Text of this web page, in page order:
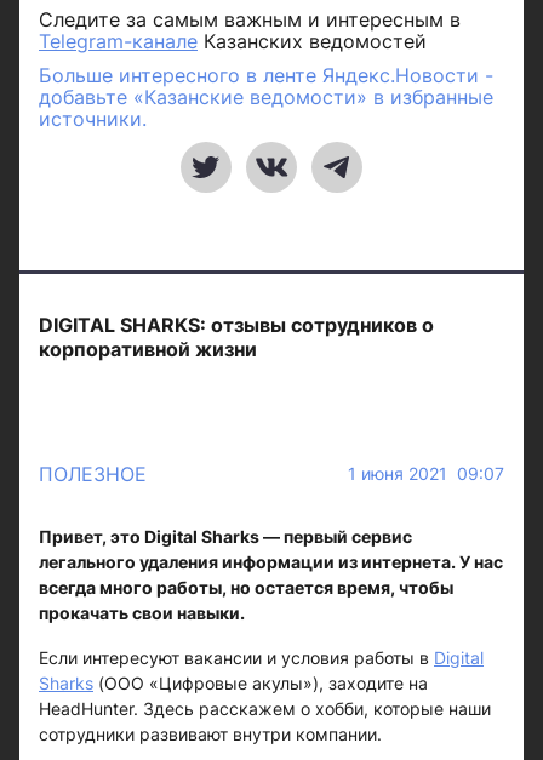
Следите за самым важным и интересным в
Telegram-канале Казанских ведомостей
Больше интересного в ленте Яндекс.Новости -
добавьте «Казанские ведомости» в избранные
источники.
DIGITAL SHARKS: отзывы сотрудников о
корпоративной жизни
ПОЛЕЗНОЕ 1 июня 2021 09:07
Привет, это Digital Sharks — первый сервис
легального удаления информации из интернета. У нас
всегда много работы, но остается время, чтобы
прокачать свои навыки.
Если интересуют вакансии и условия работы в Digital
Sharks (ООО «Цифровые акулы»), заходите на
HeadHunter. Здесь расскажем о хобби, которые наши
сотрудники развивают внутри компании.